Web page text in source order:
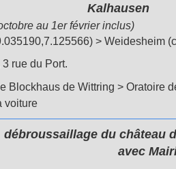
Isabelle et
au 1er février inclus)
> Weidesheim
rue du Port.
Blockhaus de Wittring > Oratoire
voiture
du château de
avec